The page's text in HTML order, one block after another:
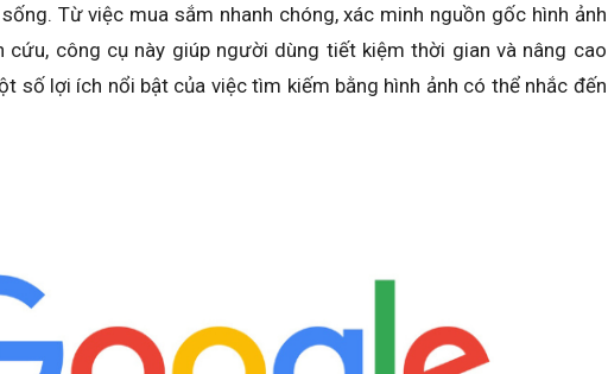
Từ việc mua sắm nhanh chóng, xác minh nguồn gốc hình ảnh
cứu, công cụ này giúp người dùng tiết kiệm thời gian và nâng cao
số lợi ích nổi bật của việc tìm kiếm bằng hình ảnh có thể nhắc đến